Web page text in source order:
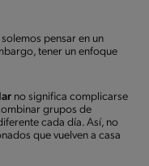
pensar en un
tener un enfoque
no significa complicarse
grupos de
cada día. Así, no
que vuelven a casa